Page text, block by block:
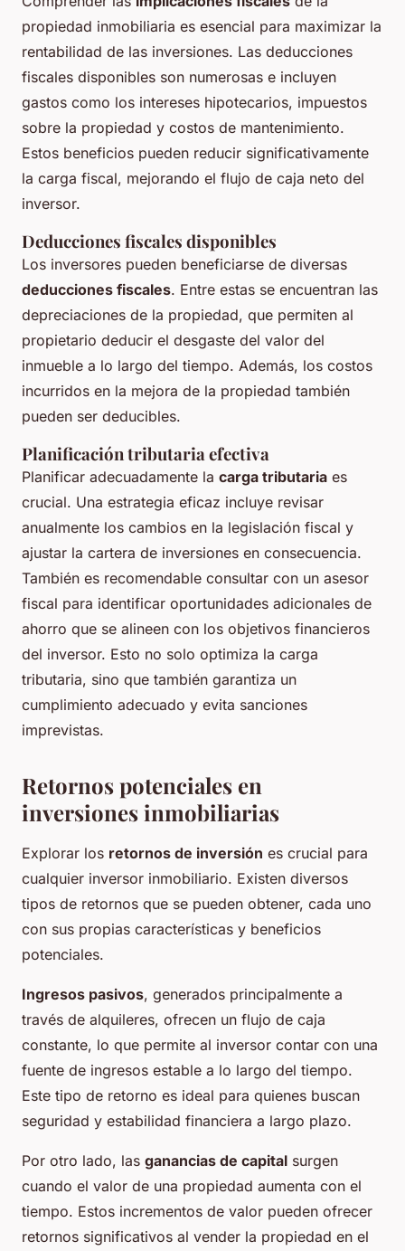
propiedad inmobiliaria es esencial para maximizar la
rentabilidad de las inversiones. Las deducciones
fiscales disponibles son numerosas e incluyen
gastos como los intereses hipotecarios, impuestos
sobre la propiedad y costos de mantenimiento.
Estos beneficios pueden reducir significativamente
la carga fiscal, mejorando el flujo de caja neto del
inversor.
Deducciones fiscales disponibles
Los inversores pueden beneficiarse de diversas
deducciones fiscales. Entre estas se encuentran las
depreciaciones de la propiedad, que permiten al
propietario deducir el desgaste del valor del
inmueble a lo largo del tiempo. Además, los costos
incurridos en la mejora de la propiedad también
pueden ser deducibles.
Planificación tributaria efectiva
Planificar adecuadamente la carga tributaria es
crucial. Una estrategia eficaz incluye revisar
anualmente los cambios en la legislación fiscal y
ajustar la cartera de inversiones en consecuencia.
También es recomendable consultar con un asesor
fiscal para identificar oportunidades adicionales de
ahorro que se alineen con los objetivos financieros
del inversor. Esto no solo optimiza la carga
tributaria, sino que también garantiza un
cumplimiento adecuado y evita sanciones
imprevistas.
Retornos potenciales en
inversiones inmobiliarias
Explorar los retornos de inversión es crucial para
cualquier inversor inmobiliario. Existen diversos
tipos de retornos que se pueden obtener, cada uno
con sus propias características y beneficios
potenciales.
Ingresos pasivos, generados principalmente a
través de alquileres, ofrecen un flujo de caja
constante, lo que permite al inversor contar con una
fuente de ingresos estable a lo largo del tiempo.
Este tipo de retorno es ideal para quienes buscan
seguridad y estabilidad financiera a largo plazo.
Por otro lado, las ganancias de capital surgen
cuando el valor de una propiedad aumenta con el
tiempo. Estos incrementos de valor pueden ofrecer
retornos significativos al vender la propiedad en el